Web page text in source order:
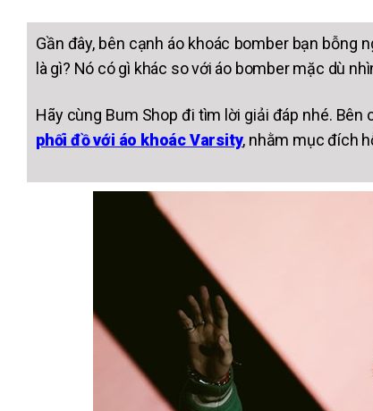
Gần đây, bên cạnh áo khoác bomber bạn bỗng
là gì? Nó có gì khác so với áo bomber mặc dù
Hãy cùng Bum Shop đi tìm lời giải đáp nhé. Bên
phối đồ với áo khoác Varsity, nhằm mục đích